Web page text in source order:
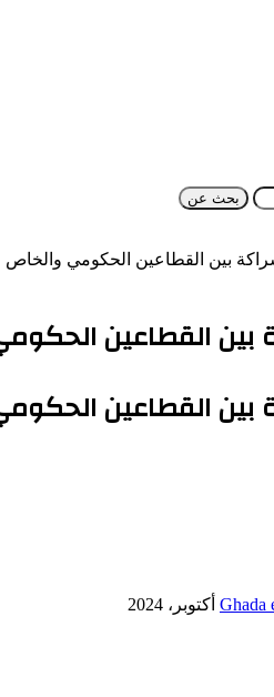
بحث عن
بين القطاعين الحكومي والخاص
القطاعين
القطاعين
Ghada